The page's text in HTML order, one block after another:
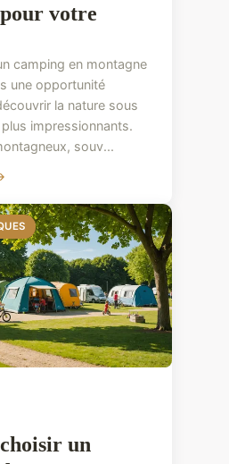
votre
camping en montagne
une opportunité
la nature sous
impressionnants.
souv...
un